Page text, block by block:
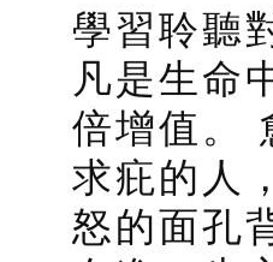
學習聆聽
凡是生命
倍增值。
求疪的人
怒的面孔